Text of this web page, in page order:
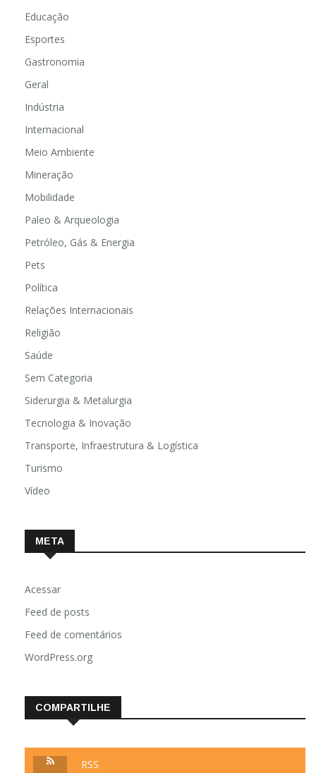
Educação
Esportes
Gastronomia
Geral
Indústria
Internacional
Meio Ambiente
Mineração
Mobilidade
Paleo & Arqueologia
Petróleo, Gás & Energia
Pets
Política
Relações Internacionais
Religião
Saúde
Sem Categoria
Siderurgia & Metalurgia
Tecnologia & Inovação
Transporte, Infraestrutura & Logística
Turismo
Vídeo
META
Acessar
Feed de posts
Feed de comentários
WordPress.org
COMPARTILHE
RSS